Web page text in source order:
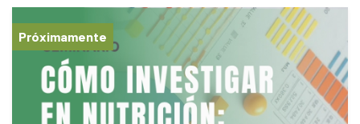
Próximamente